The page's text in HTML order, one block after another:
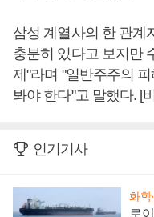
삼성 계열사의 한 관계
충분히 있다고 보지만
제"라며 "일반주주의
봐야 한다"고 말했다. [
인기기사
화학
로